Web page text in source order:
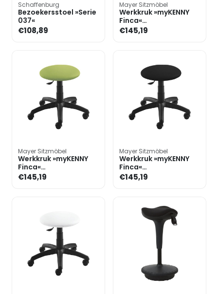
Schaffenburg
Bezoekersstoel »Serie
037«
€108,89
Mayer Sitzmöbel
Werkkruk »myKENNY
Finca«
hendelontgrendeling
kunstleer
€145,19
Mayer Sitzmöbel
Werkkruk »myKENNY
Finca«
hendelontgrendeling
kunstleer
€145,19
Mayer Sitzmöbel
Werkkruk »myKENNY
Finca«
hendelontgrendeling
kunstleer
€145,19